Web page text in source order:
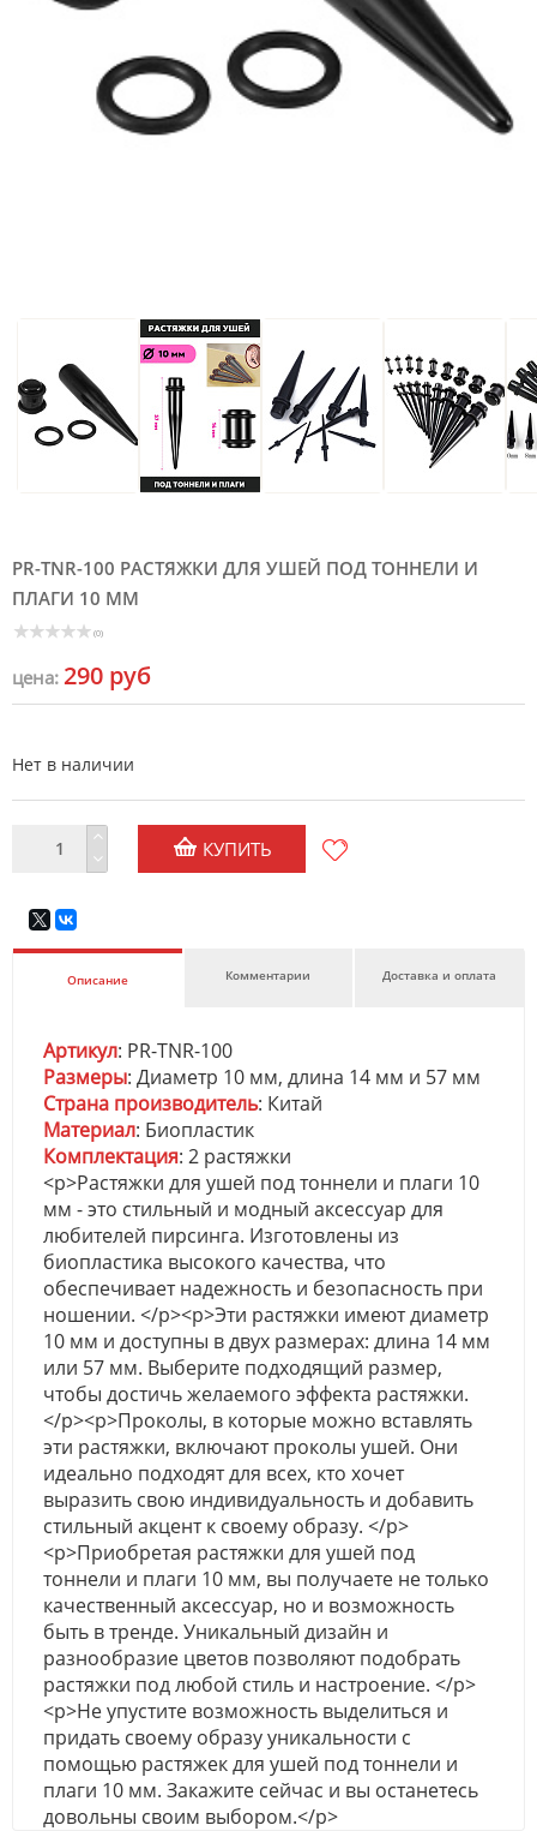
PR-TNR-100 РАСТЯЖКИ ДЛЯ УШЕЙ ПОД ТОННЕЛИ И
ПЛАГИ 10 ММ
(0)
цена: 290 руб
Нет в наличии
КУПИТЬ
Описание Комментарии Доставка и оплата
Артикул: PR-TNR-100
Размеры: Диаметр 10 мм, длина 14 мм и 57 мм
Страна производитель: Китай
Материал: Биопластик
Комплектация: 2 растяжки
<p>Растяжки для ушей под тоннели и плаги 10
мм - это стильный и модный аксессуар для
любителей пирсинга. Изготовлены из
биопластика высокого качества, что
обеспечивает надежность и безопасность при
ношении. </p><p>Эти растяжки имеют диаметр
10 мм и доступны в двух размерах: длина 14 мм
или 57 мм. Выберите подходящий размер,
чтобы достичь желаемого эффекта растяжки.
</p><p>Проколы, в которые можно вставлять
эти растяжки, включают проколы ушей. Они
идеально подходят для всех, кто хочет
выразить свою индивидуальность и добавить
стильный акцент к своему образу. </p>
<p>Приобретая растяжки для ушей под
тоннели и плаги 10 мм, вы получаете не только
качественный аксессуар, но и возможность
быть в тренде. Уникальный дизайн и
разнообразие цветов позволяют подобрать
растяжки под любой стиль и настроение. </p>
<p>Не упустите возможность выделиться и
придать своему образу уникальности с
помощью растяжек для ушей под тоннели и
плаги 10 мм. Закажите сейчас и вы останетесь
довольны своим выбором.</p>